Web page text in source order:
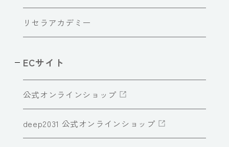
リセラアカデミー
ECサイト
公式オンラインショップ
deep2031 公式オンラインショップ